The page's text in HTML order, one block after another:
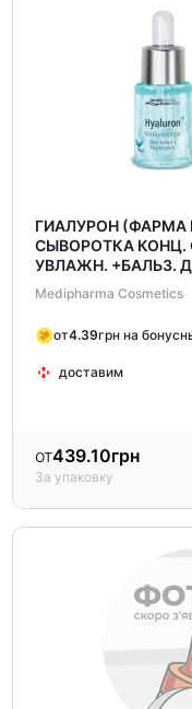
ГИАЛУРОН (ФАРМА
СЫВОРОТКА
УВЛАЖН. +БАЛЬЗ.
Medipharma Cosmetics
от4.39грн на
доставим
от439.10грн
За упаковку